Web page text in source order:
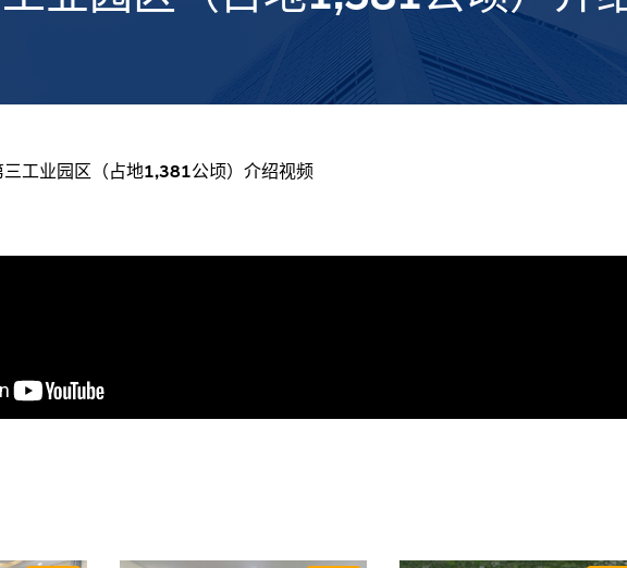
三工业园区（占地1,381公顷）介绍视频